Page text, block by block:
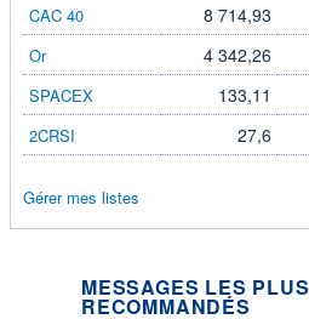
CAC 40 8 714,93
Or 4 342,26
SPACEX 133,11
2CRSI 27,6
Gérer mes listes
MESSAGES LES PLUS
RECOMMANDÉS